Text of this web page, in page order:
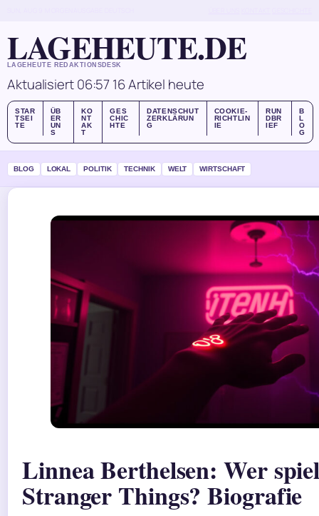
LAGEHEUTE.DE
LAGEHEUTE REDAKTIONSDESK
Aktualisiert 06:5716 Artikel heute
STAR
TSEI
TE
ÜB
ER
UN
S
KO
NT
AK
T
GES
CHIC
HTE
DATENSCHUT
ZERKLÄRUN
G
COOKIE-
RICHTLIN
IE
RUN
DBR
IEF
B
L
O
G
BLOG LOKAL POLITIK TECHNIK WELT WIRTSCHAFT
Linnea Berthelsen: Wer
Stranger Things? Biografie